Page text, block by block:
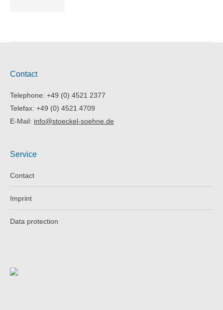
Contact
Telephone: +49 (0) 4521 2377
Telefax: +49 (0) 4521 4709
E-Mail: info@stoeckel-soehne.de
Service
Contact
Imprint
Data protection